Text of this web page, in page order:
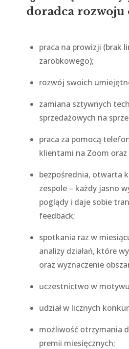
doradca rozwoju
praca na prowizji (brak
zarobkowego);
rozwój swoich
zamiana sztywnych
sprzedażowych na
praca za pomocą
klientami na Zoom oraz
bezpośrednia, otwarta
zespole – każdy jasno
poglądy i daje sobie
feedback;
spotkania raz w
analizy działań, które
oraz wyznaczenie
uczestnictwo w
udział w licznych
możliwość otrzymania
premii miesięcznych;